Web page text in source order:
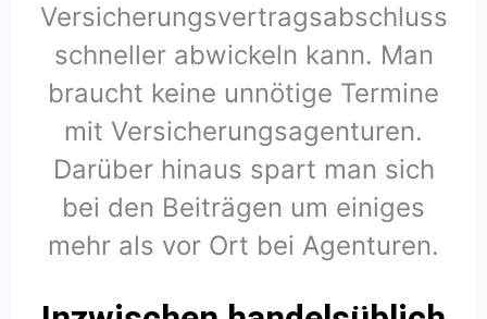
Versicherungsvertragsabschluss
schneller abwickeln kann. Man
braucht keine unnötige Termine
mit Versicherungsagenturen.
Darüber hinaus spart man sich
bei den Beiträgen um einiges
mehr als vor Ort bei Agenturen.